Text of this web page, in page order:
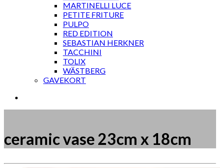
MARTINELLI LUCE
PETITE FRITURE
PULPO
RED EDITION
SEBASTIAN HERKNER
TACCHINI
TOLIX
WÄSTBERG
GAVEKORT
ceramic vase 23cm x 18cm